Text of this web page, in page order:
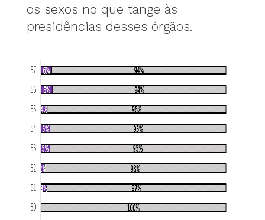
os sexos no que tange às
presidências desses órgãos.